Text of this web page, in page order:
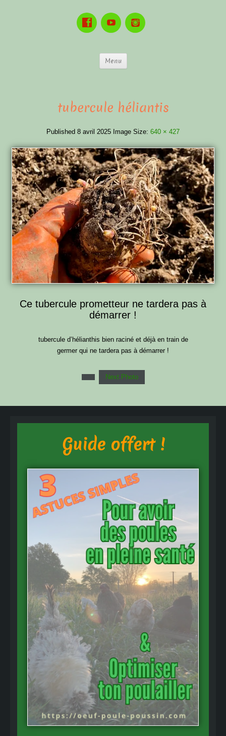
Menu
tubercule héliantis
Published 8 avril 2025 Image Size: 640 × 427
Ce tubercule prometteur ne tardera pas à
démarrer !
tubercule d’hélianthis bien raciné et déjà en train de
germer qui ne tardera pas à démarrer !
Next Photo
Guide offert !